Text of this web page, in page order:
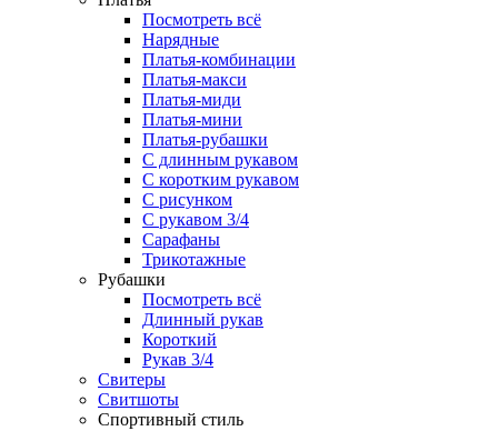
Посмотреть всё
Нарядные
Платья-комбинации
Платья-макси
Платья-миди
Платья-мини
Платья-рубашки
С длинным рукавом
С коротким рукавом
С рисунком
С рукавом 3/4
Сарафаны
Трикотажные
Рубашки
Посмотреть всё
Длинный рукав
Короткий
Рукав 3/4
Свитеры
Свитшоты
Спортивный стиль